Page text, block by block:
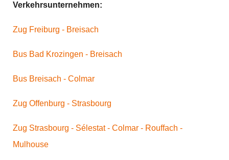
Verkehrsunternehmen:
Zug Freiburg - Breisach
Bus Bad Krozingen - Breisach
Bus Breisach - Colmar
Zug Offenburg - Strasbourg
Zug Strasbourg - Sélestat - Colmar - Rouffach -
Mulhouse